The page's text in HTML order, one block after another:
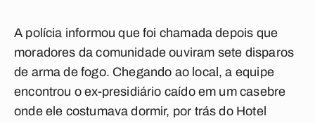
A polícia informou que foi chamada depois que
moradores da comunidade ouviram sete disparos
de arma de fogo. Chegando ao local, a equipe
encontrou o ex-presidiário caído em um casebre
onde ele costumava dormir, por trás do Hotel